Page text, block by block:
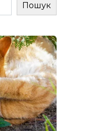
Пошук